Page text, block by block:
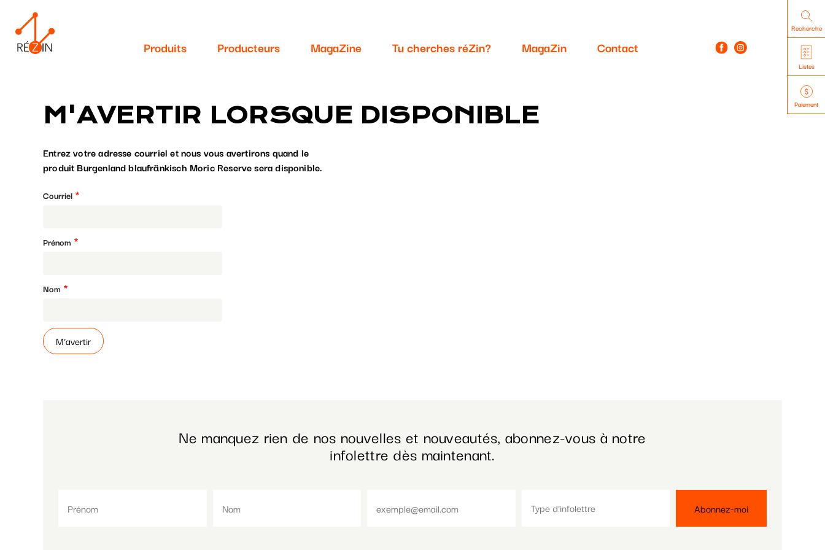
contenu
principal
Produits Producteurs MagaZine Tu cherches réZin? MagaZin Contact
Recherche
Listes
Paiement
M'AVERTIR LORSQUE DISPONIBLE
Entrez votre adresse courriel et nous vous avertirons quand le
produit Burgenland blaufränkisch Moric Reserve sera disponible.
Courriel
Prénom
Nom
Ne manquez rien de nos nouvelles et nouveautés, abonnez-vous à notre
infolettre dès maintenant.